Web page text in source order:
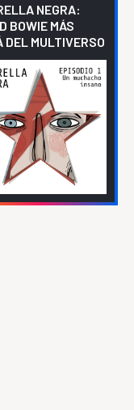
NEGRA:
BOWIE MÁS
DEL MULTIVERSO